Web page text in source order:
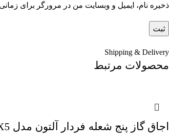
ذخیره نام، ایمیل و وبسایت من در مرورگر برای
Shipping & Delivery
محصولات مرتبط
اجاق گاز پنج شعله فردار آلتون مدل MX5